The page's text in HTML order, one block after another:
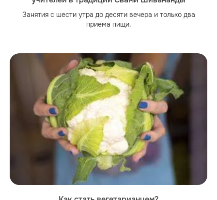
Занятия с шести утра до десяти вечера и только два
приема пищи.